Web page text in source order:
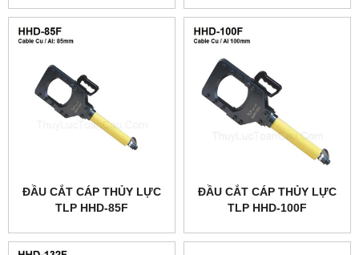
ĐẦU CẮT CÁP THỦY LỰC
TLP HHD-85F
ĐẦU CẮT CÁP THỦY LỰC
TLP HHD-100F